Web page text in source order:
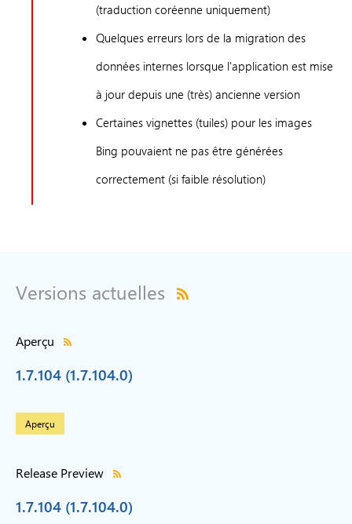
(traduction coréenne uniquement)
Quelques erreurs lors de la migration des
données internes lorsque l'application est mise
à jour depuis une (très) ancienne version
Certaines vignettes (tuiles) pour les images
Bing pouvaient ne pas être générées
correctement (si faible résolution)
Versions actuelles
Aperçu
1.7.104 (1.7.104.0)
Aperçu
Release Preview
1.7.104 (1.7.104.0)